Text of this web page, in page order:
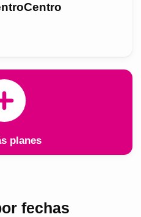
planes
fechas